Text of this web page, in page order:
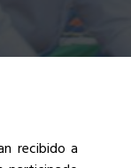
recibido a